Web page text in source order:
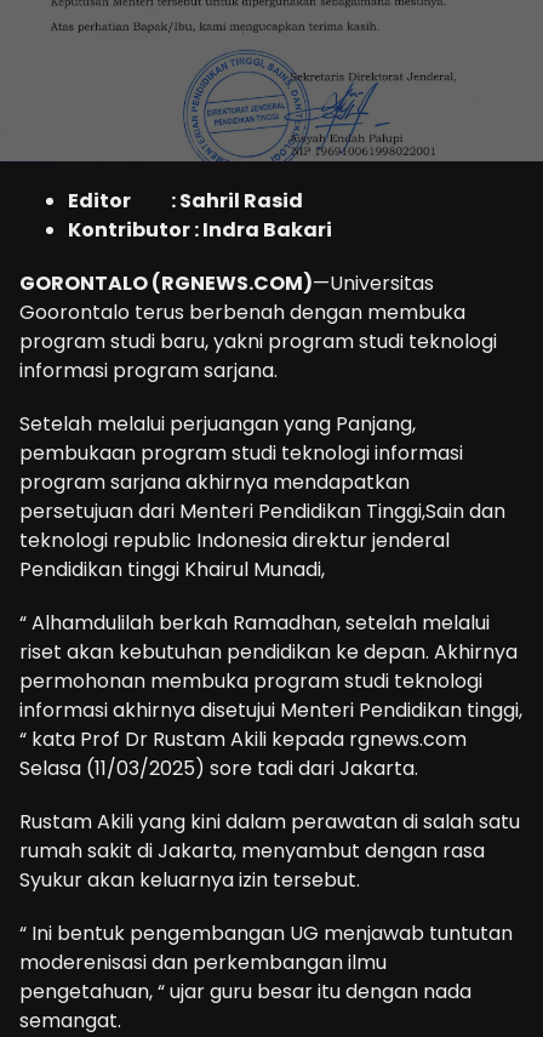
Editor : Sahril Rasid
Kontributor : Indra Bakari
GORONTALO (RGNEWS.COM)—Universitas
Goorontalo terus berbenah dengan membuka
program studi baru, yakni program studi teknologi
informasi program sarjana.
Setelah melalui perjuangan yang Panjang,
pembukaan program studi teknologi informasi
program sarjana akhirnya mendapatkan
persetujuan dari Menteri Pendidikan Tinggi,Sain dan
teknologi republic Indonesia direktur jenderal
Pendidikan tinggi Khairul Munadi,
“ Alhamdulilah berkah Ramadhan, setelah melalui
riset akan kebutuhan pendidikan ke depan. Akhirnya
permohonan membuka program studi teknologi
informasi akhirnya disetujui Menteri Pendidikan tinggi,
“ kata Prof Dr Rustam Akili kepada rgnews.com
Selasa (11/03/2025) sore tadi dari Jakarta.
Rustam Akili yang kini dalam perawatan di salah satu
rumah sakit di Jakarta, menyambut dengan rasa
Syukur akan keluarnya izin tersebut.
“ Ini bentuk pengembangan UG menjawab tuntutan
moderenisasi dan perkembangan ilmu
pengetahuan, “ ujar guru besar itu dengan nada
semangat.